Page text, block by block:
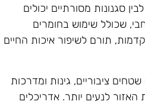
סגנונות מסורתיים יכולים
שכולל שימוש בחומרים
תורם לשיפור איכות החיים
ציבוריים, גינות ומדרכות
לנעים יותר. אדריכלים